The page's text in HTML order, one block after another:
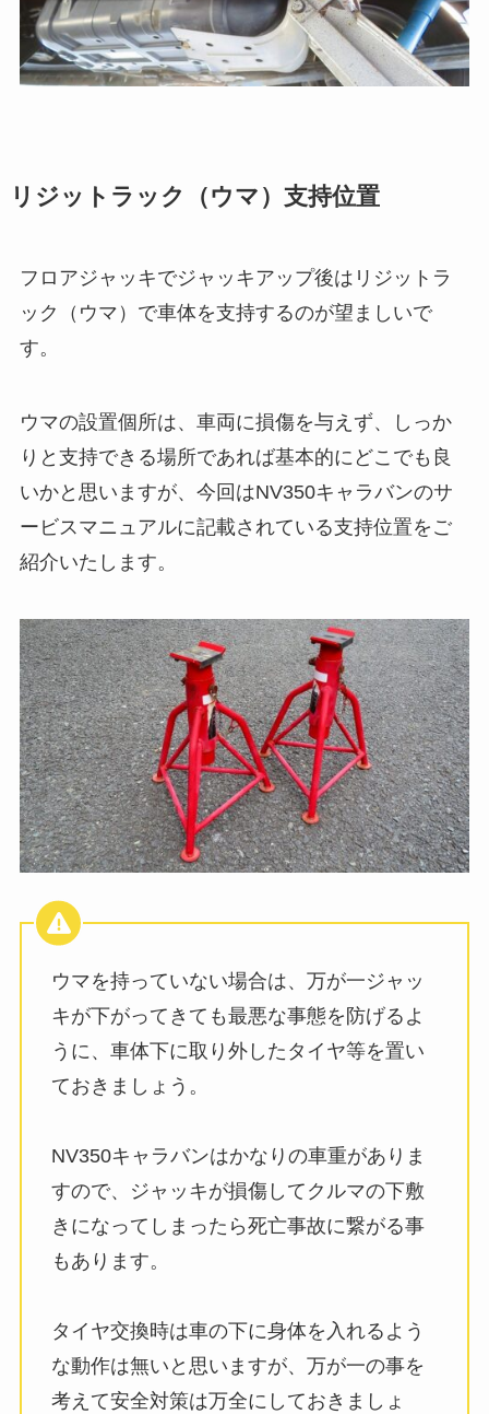
リジットラック（ウマ）支持位置
フロアジャッキでジャッキアップ後はリジットラ
ック（ウマ）で車体を支持するのが望ましいで
す。
ウマの設置個所は、車両に損傷を与えず、しっか
りと支持できる場所であれば基本的にどこでも良
いかと思いますが、今回はNV350キャラバンのサ
ービスマニュアルに記載されている支持位置をご
紹介いたします。
ウマを持っていない場合は、万が一ジャッ
キが下がってきても最悪な事態を防げるよ
うに、車体下に取り外したタイヤ等を置い
ておきましょう。
NV350キャラバンはかなりの車重がありま
すので、ジャッキが損傷してクルマの下敷
きになってしまったら死亡事故に繋がる事
もあります。
タイヤ交換時は車の下に身体を入れるよう
な動作は無いと思いますが、万が一の事を
考えて安全対策は万全にしておきましょ